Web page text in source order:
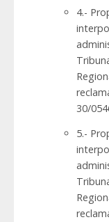
4.-
30/
5.-